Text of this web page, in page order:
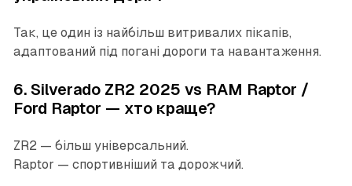
Так, це один із найбільш витривалих пікапів,
адаптований під погані дороги та навантаження.
6. Silverado ZR2 2025 vs RAM Raptor /
Ford Raptor — хто краще?
ZR2 — більш універсальний.
Raptor — спортивніший та дорожчий.